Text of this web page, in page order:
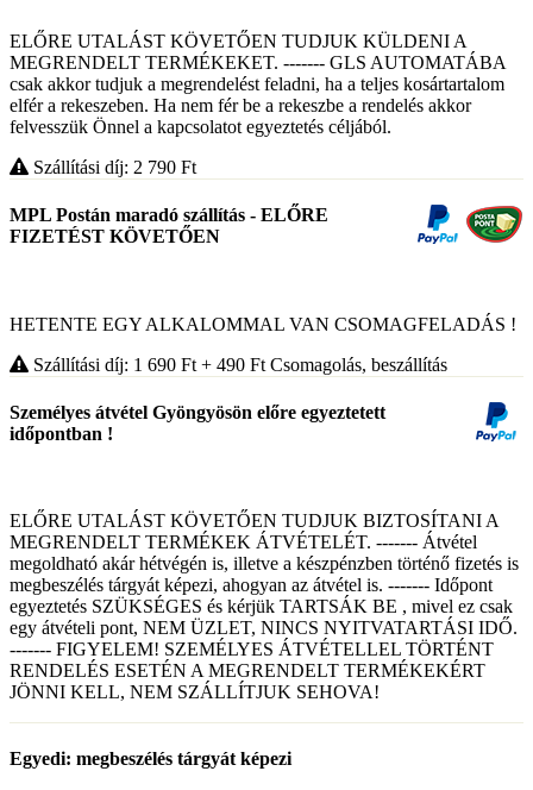
ELŐRE UTALÁST KÖVETŐEN TUDJUK KÜLDENI A
MEGRENDELT TERMÉKEKET. ------- GLS AUTOMATÁBA
csak akkor tudjuk a megrendelést feladni, ha a teljes kosártartalom
elfér a rekeszeben. Ha nem fér be a rekeszbe a rendelés akkor
felvesszük Önnel a kapcsolatot egyeztetés céljából.
Szállítási díj: 2 790 Ft
MPL Postán maradó szállítás - ELŐRE
FIZETÉST KÖVETŐEN
HETENTE EGY ALKALOMMAL VAN CSOMAGFELADÁS !
Szállítási díj: 1 690 Ft + 490 Ft Csomagolás, beszállítás
Személyes átvétel Gyöngyösön előre egyeztetett
időpontban !
ELŐRE UTALÁST KÖVETŐEN TUDJUK BIZTOSÍTANI A
MEGRENDELT TERMÉKEK ÁTVÉTELÉT. ------- Átvétel
megoldható akár hétvégén is, illetve a készpénzben történő fizetés is
megbeszélés tárgyát képezi, ahogyan az átvétel is. ------- Időpont
egyeztetés SZÜKSÉGES és kérjük TARTSÁK BE , mivel ez csak
egy átvételi pont, NEM ÜZLET, NINCS NYITVATARTÁSI IDŐ.
------- FIGYELEM! SZEMÉLYES ÁTVÉTELLEL TÖRTÉNT
RENDELÉS ESETÉN A MEGRENDELT TERMÉKEKÉRT
JÖNNI KELL, NEM SZÁLLÍTJUK SEHOVA!
Egyedi: megbeszélés tárgyát képezi